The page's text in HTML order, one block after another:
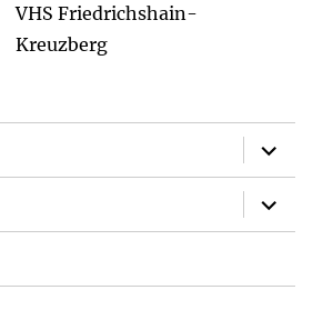
VHS Friedrichshain-
Kreuzberg
öffnen
öffnen